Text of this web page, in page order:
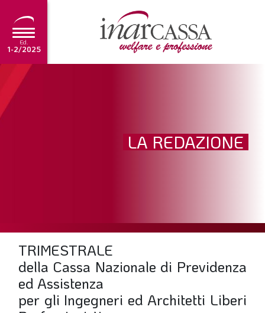
Ed.
1-2/2025
NEWS
1-2/2025
SOMMARIO
EDITORIALE
LA REDAZIONE
TRIMESTRALE
della Cassa Nazionale di Previdenza
ed Assistenza
per gli Ingegneri ed Architetti Liberi